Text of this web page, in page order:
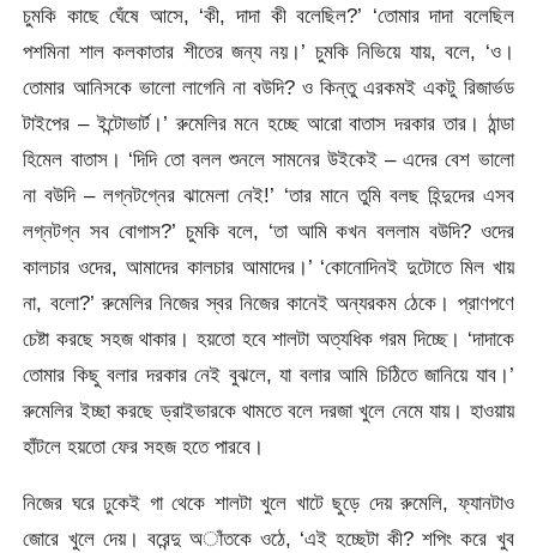
চুমকি কাছে ঘেঁষে আসে, ‘কী, দাদা কী বলেছিল?’ ‘তোমার দাদা বলেছিল
পশমিনা শাল কলকাতার শীতের জন্য নয়।’ চুমকি নিভিয়ে যায়, বলে, ‘ও।
তোমার আনিসকে ভালো লাগেনি না বউদি? ও কিন্তু এরকমই একটু রিজার্ভড
টাইপের – ইন্টোভার্ট।’ রুমেলির মনে হচ্ছে আরো বাতাস দরকার তার। ঠান্ডা
হিমেল বাতাস। ‘দিদি তো বলল শুনলে সামনের উইকেই – এদের বেশ ভালো
না বউদি – লগ্নটগ্নের ঝামেলা নেই!’ ‘তার মানে তুমি বলছ হিন্দুদের এসব
লগ্নটগ্ন সব বোগাস?’ চুমকি বলে, ‘তা আমি কখন বললাম বউদি? ওদের
কালচার ওদের, আমাদের কালচার আমাদের।’ ‘কোনোদিনই দুটোতে মিল খায়
না, বলো?’ রুমেলির নিজের স্বর নিজের কানেই অন্যরকম ঠেকে। প্রাণপণে
চেষ্টা করছে সহজ থাকার। হয়তো হবে শালটা অত্যধিক গরম দিচ্ছে। ‘দাদাকে
তোমার কিছু বলার দরকার নেই বুঝলে, যা বলার আমি চিঠিতে জানিয়ে যাব।’
রুমেলির ইচ্ছা করছে ড্রাইভারকে থামতে বলে দরজা খুলে নেমে যায়। হাওয়ায়
হাঁটলে হয়তো ফের সহজ হতে পারবে।
নিজের ঘরে ঢুকেই গা থেকে শালটা খুলে খাটে ছুড়ে দেয় রুমেলি, ফ্যানটাও
জোরে খুলে দেয়। বরেন্দু অাঁতকে ওঠে, ‘এই হচ্ছেটা কী? শপিং করে খুব